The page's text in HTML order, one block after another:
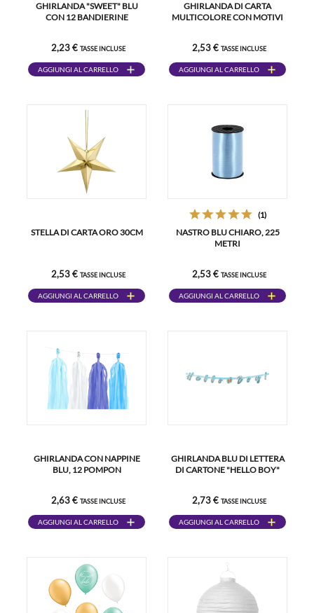
GHIRLANDA "SWEET" BLU
CON 12 BANDIERINE
2,23 € TASSE INCLUSE
AGGIUNGI AL CARRELLO
GHIRLANDA DI CARTA
MULTICOLORE CON MOTIVI
2,53 € TASSE INCLUSE
AGGIUNGI AL CARRELLO
STELLA DI CARTA ORO 30CM
2,53 € TASSE INCLUSE
AGGIUNGI AL CARRELLO
(1)
NASTRO BLU CHIARO, 225
METRI
2,53 € TASSE INCLUSE
AGGIUNGI AL CARRELLO
GHIRLANDA CON NAPPINE
BLU, 12 POMPON
2,63 € TASSE INCLUSE
AGGIUNGI AL CARRELLO
GHIRLANDA BLU DI LETTERA
DI CARTONE "HELLO BOY"
2,73 € TASSE INCLUSE
AGGIUNGI AL CARRELLO